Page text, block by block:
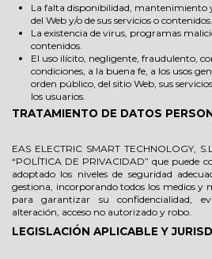
La falta disponibilidad, mantenimiento
del Web y/o de sus servicios o contenidos.
La existencia de virus, programas
contenidos.
El uso ilícito, negligente, fraudulento,
condiciones, a la buena fe, a los usos
orden público, del sitio Web, sus
los usuarios.
TRATAMIENTO DE DATOS
EAS ELECTRIC SMART TECHNOLOGY,
“POLÍTICA DE PRIVACIDAD” que puede
adoptado los niveles de seguridad
gestiona, incorporando todos los medios y
para garantizar su confidencialidad,
alteración, acceso no autorizado y robo.
LEGISLACIÓN APLICABLE Y